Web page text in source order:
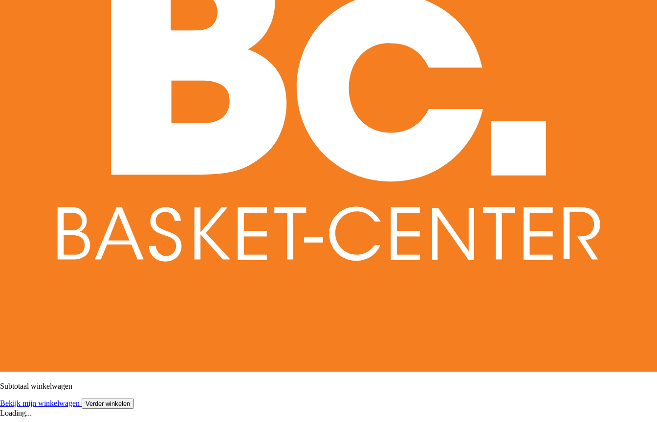
Subtotaal winkelwagen
Bekijk mijn winkelwagen Verder winkelen
Loading...